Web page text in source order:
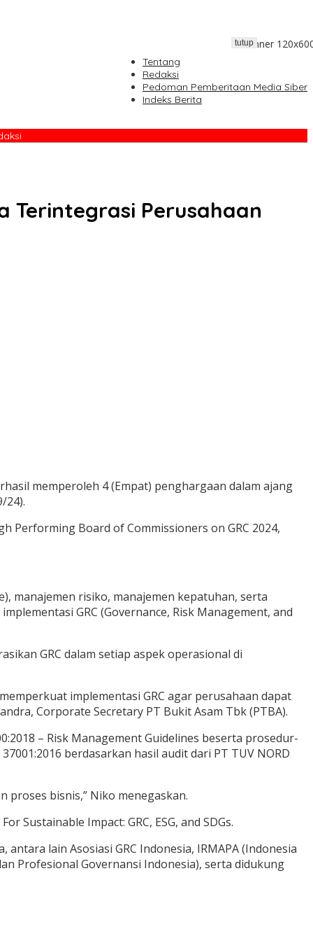
Tentang
Redaksi
Pedoman Pemberitaan Media Siber
Indeks Berita
tutup
Terintegrasi Perusahaan
memperoleh 4 (Empat) penghargaan dalam ajang
24).
Performing Board of Commissioners on GRC 2024,
manajemen risiko, manajemen kepatuhan, serta
GRC (Governance, Risk Management, and
GRC dalam setiap aspek operasional di
implementasi GRC agar perusahaan dapat
Corporate Secretary PT Bukit Asam Tbk (PTBA).
– Risk Management Guidelines beserta prosedur-
berdasarkan hasil audit dari PT TUV NORD
proses bisnis,” Niko menegaskan.
Sustainable Impact: GRC, ESG, and SDGs.
lain Asosiasi GRC Indonesia, IRMAPA (Indonesia
Profesional Governansi Indonesia), serta didukung